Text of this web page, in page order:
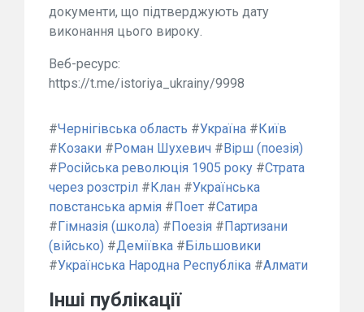
документи, що підтверджують дату
виконання цього вироку.
Веб-ресурс:
https://t.me/istoriya_ukrainy/9998
#Чернігівська область #Україна #Київ
#Козаки #Роман Шухевич #Вірш (поезія)
#Російська революція 1905 року #Страта
через розстріл #Клан #Українська
повстанська армія #Поет #Сатира
#Гімназія (школа) #Поезія #Партизани
(військо) #Деміївка #Більшовики
#Українська Народна Республіка #Алмати
Інші публікації